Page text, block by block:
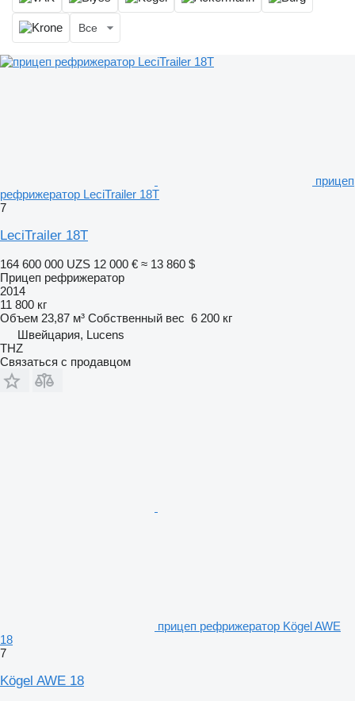
Все
прицеп
рефрижератор LeciTrailer 18T
7
LeciTrailer 18T
164 600 000 UZS 12 000 € ≈ 13 860 $
Прицеп рефрижератор
2014
11 800 кг
Объем 23,87 м³ Собственный вес 6 200 кг
Швейцария, Lucens
THZ
Связаться с продавцом
прицеп рефрижератор Kögel AWE
18
7
Kögel AWE 18